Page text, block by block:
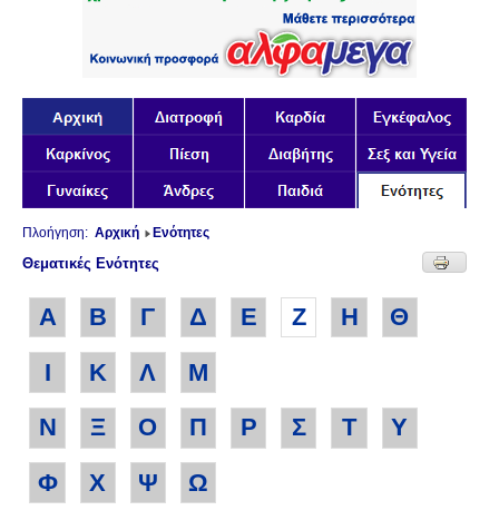
Πλοήγηση: Αρχική Ενότητες
Θεματικές Ενότητες
Α Β Γ Δ Ε Ζ Η
Θ
Ι
Κ Λ
Μ
Ν
Ξ Ο Π Ρ Σ Τ
Υ
Φ
Χ Ψ Ω